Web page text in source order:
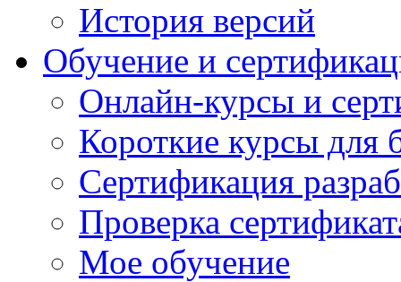
История версий
Обучение и
Онлайн-курсы и
Короткие курсы для
Сертификация
Проверка
Мое обучение